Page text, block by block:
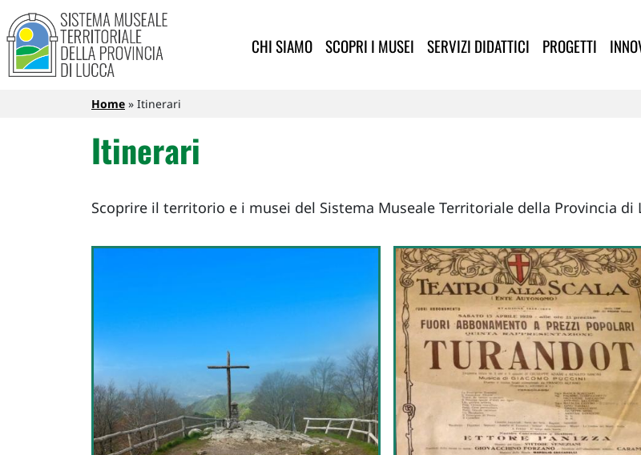
Salta al contenuto principale
Sistema Museale Territoriale della Provincia di Lucca
Navigazione principale
CHI SIAMO SCOPRI I MUSEI SERVIZI DIDATTICI PROGETTI
Briciole di pane
Home Itinerari
Itinerari
Scoprire il territorio e i musei del Sistema Museale Territoriale della Provincia